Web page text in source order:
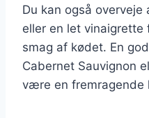
Du kan også
eller en let vinaigrette
smag af kødet. En
Cabernet Sauvignon
være en fremragende